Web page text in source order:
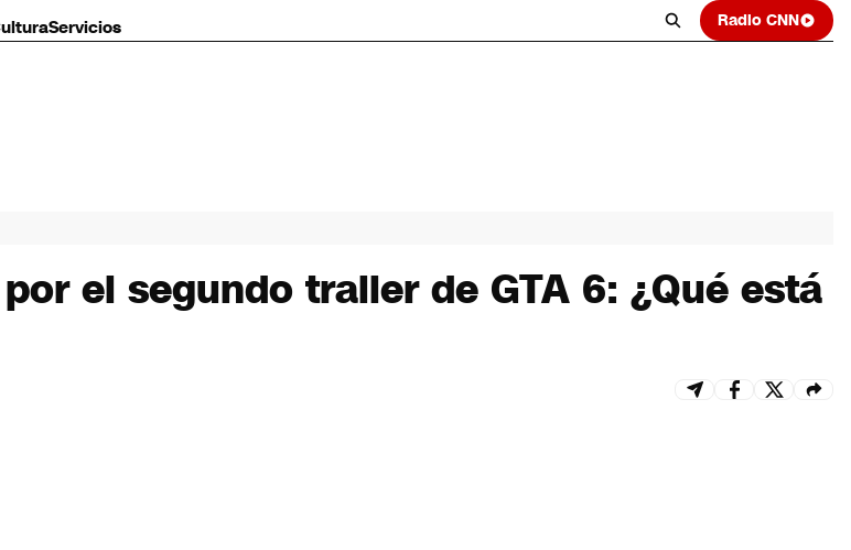
Servicios Radio CNN
el segundo trailer de GTA 6: ¿Qué está